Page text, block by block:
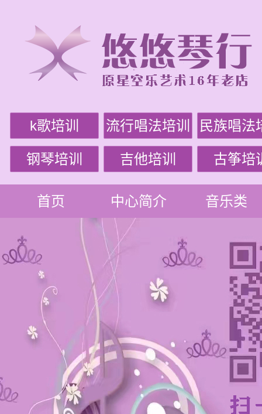
k歌培训 流行唱法培训 民族唱法
钢琴培训 吉他培训 古筝培
首页 中心简介 音乐类